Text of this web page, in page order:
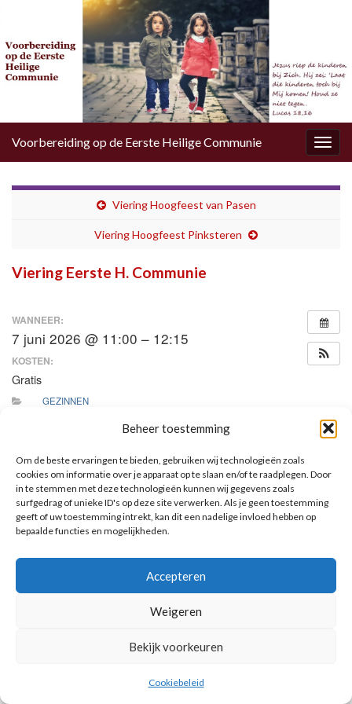
Beheer toestemming
Om de beste ervaringen te bieden, gebruiken wij technologieën zoals
cookies om informatie over je apparaat op te slaan en/of te raadplegen. Door
in te stemmen met deze technologieën kunnen wij gegevens zoals
surfgedrag of unieke ID's op deze site verwerken. Als je geen toestemming
geeft of uw toestemming intrekt, kan dit een nadelige invloed hebben op
bepaalde functies en mogelijkheden.
Accepteren
Weigeren
Bekijk voorkeuren
Cookiebeleid
Voorbereiding op de Eerste Heilige Communie
Viering Hoogfeest van Pasen
Viering Hoogfeest Pinksteren
Viering Eerste H. Communie
WANNEER:
7 juni 2026 @ 11:00 – 12:15
KOSTEN:
Gratis
GEZINNEN
Alle communicanten zullen tijdens deze viering voor het eerst
AANKOMENDE ACTIVITEITEN
Geen activiteiten.
© 2026 Voorbereiding op de Eerste Heilige Communie.